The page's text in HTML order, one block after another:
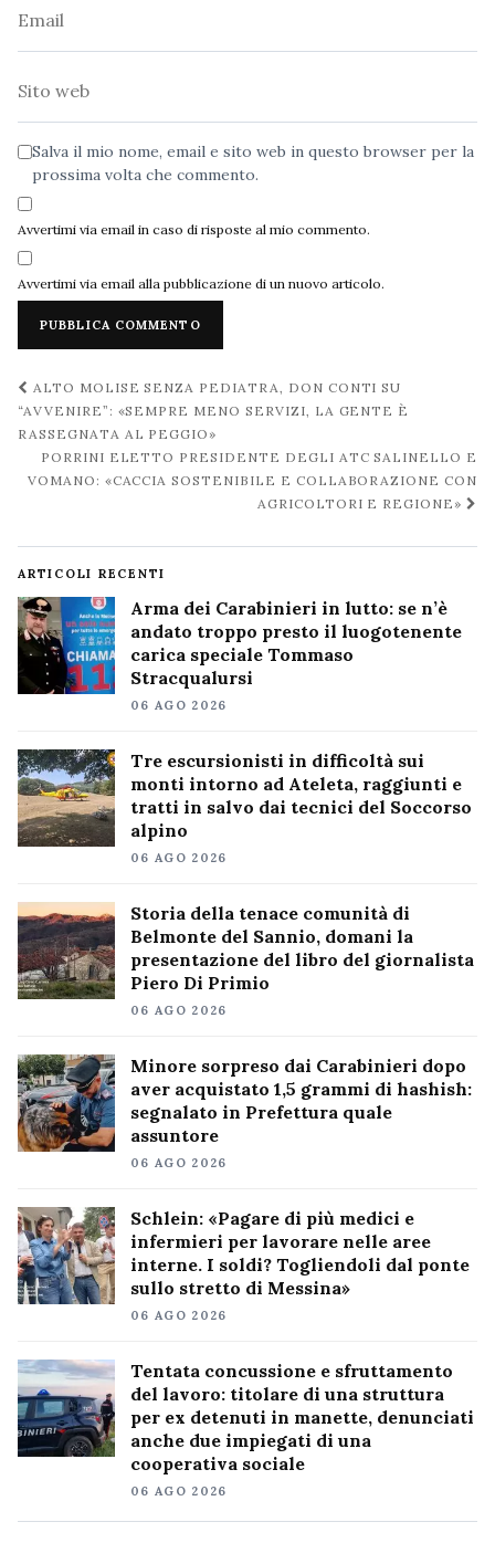
Salva il mio nome, email e sito web in questo browser per la
prossima volta che commento.
Avvertimi via email in caso di risposte al mio commento.
Avvertimi via email alla pubblicazione di un nuovo articolo.
Navigazione
post
ALTO MOLISE SENZA PEDIATRA, DON CONTI SU
“AVVENIRE”: «SEMPRE MENO SERVIZI, LA GENTE È
RASSEGNATA AL PEGGIO»
PORRINI ELETTO PRESIDENTE DEGLI ATC SALINELLO E
VOMANO: «CACCIA SOSTENIBILE E COLLABORAZIONE CON
AGRICOLTORI E REGIONE»
ARTICOLI RECENTI
Arma dei Carabinieri in lutto: se n’è
andato troppo presto il luogotenente
carica speciale Tommaso
Stracqualursi
06 AGO 2026
Tre escursionisti in difficoltà sui
monti intorno ad Ateleta, raggiunti e
tratti in salvo dai tecnici del Soccorso
alpino
06 AGO 2026
Storia della tenace comunità di
Belmonte del Sannio, domani la
presentazione del libro del giornalista
Piero Di Primio
06 AGO 2026
Minore sorpreso dai Carabinieri dopo
aver acquistato 1,5 grammi di hashish:
segnalato in Prefettura quale
assuntore
06 AGO 2026
Schlein: «Pagare di più medici e
infermieri per lavorare nelle aree
interne. I soldi? Togliendoli dal ponte
sullo stretto di Messina»
06 AGO 2026
Tentata concussione e sfruttamento
del lavoro: titolare di una struttura
per ex detenuti in manette, denunciati
anche due impiegati di una
cooperativa sociale
06 AGO 2026